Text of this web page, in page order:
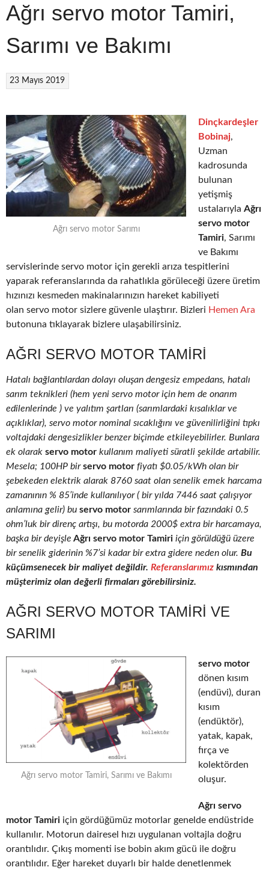
Ağrı servo motor Tamiri,
Sarımı ve Bakımı
23 Mayıs 2019
Ağrı servo motor Sarımı
Dinçkardeşler
Bobinaj,
Uzman
kadrosunda
bulunan
yetişmiş
ustalarıyla Ağrı
servo motor
Tamiri, Sarımı
ve Bakımı
servislerinde servo motor için gerekli arıza tespitlerini
yaparak referanslarında da rahatlıkla görüleceği üzere üretim
hızınızı kesmeden makinalarınızın hareket kabiliyeti
olan servo motor sizlere güvenle ulaştırır. Bizleri Hemen Ara
butonuna tıklayarak bizlere ulaşabilirsiniz.
AĞRI SERVO MOTOR TAMIRI
Hatalı bağlantılardan dolayı oluşan dengesiz empedans, hatalı
sarım teknikleri (hem yeni servo motor için hem de onarım
edilenlerinde ) ve yalıtım şartları (sarımlardaki kısalıklar ve
açıklıklar), servo motor nominal sıcaklığını ve güvenilirliğini tıpkı
voltajdaki dengesizlikler benzer biçimde etkileyebilirler. Bunlara
ek olarak servo motor kullanım maliyeti süratli şekilde artabilir.
Mesela; 100HP birservo motor fiyatı $0.05/kWh olan bir
şebekeden elektrik alarak 8760 saat olan senelik emek harcama
zamanının % 85’inde kullanılıyor ( bir yılda 7446 saat çalışıyor
anlamına gelir) bu servo motor sarımlarında bir fazındaki 0.5
ohm’luk bir direnç artışı, bu motorda 2000$ extra bir harcamaya,
başka bir deyişle Ağrı servo motor Tamiri için görüldüğü üzere
bir senelik giderinin %7’si kadar bir extra gidere neden olur. Bu
küçümsenecek bir maliyet değildir. Referanslarımız kısmından
müşterimiz olan değerli firmaları görebilirsiniz.
AĞRI SERVO MOTOR TAMIRI VE
SARIMI
Ağrı servo motor Tamiri, Sarımı ve Bakımı
servo motor
dönen kısım
(endüvi), duran
kısım
(endüktör),
yatak, kapak,
fırça ve
kolektörden
oluşur.
Ağrı servo
motor Tamiri için gördüğümüz motorlar genelde endüstride
kullanılır. Motorun dairesel hızı uygulanan voltajla doğru
orantılıdır. Çıkış momenti ise bobin akım gücü ile doğru
orantılıdır. Eğer hareket duyarlı bir halde denetlenmek